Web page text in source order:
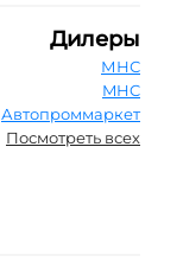
Дилеры
МНС
MHC
Автопроммаркет
Посмотреть всех